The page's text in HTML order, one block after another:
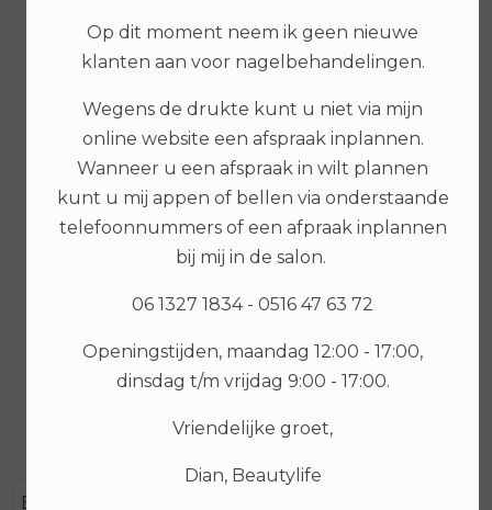
Marc Inbane Perle
De Soleil Tanning
Drops 15ml
Marc Inbane
Hyaluronic Self-Tan
Spray 100ml
Een tweezijdige scrubhandschoen met actieve
Op dit moment neem ik geen nieuwe
klanten aan voor nagelbehandelingen.
Wegens de drukte kunt u niet via mijn
online website een afspraak inplannen.
Wanneer u een afspraak in wilt plannen
kunt u mij appen of bellen via onderstaande
telefoonnummers of een afpraak inplannen
bij mij in de salon.
06 1327 1834 - 0516 47 63 72
Openingstijden, maandag 12:00 - 17:00,
dinsdag t/m vrijdag 9:00 - 17:00.
Vriendelijke groet,
Dian, Beautylife